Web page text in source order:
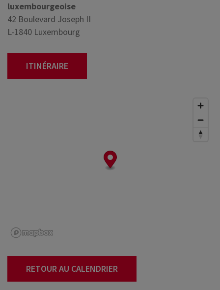
luxembourgeoise
42 Boulevard Joseph II
L-1840 Luxembourg
ITINÉRAIRE
RETOUR AU CALENDRIER